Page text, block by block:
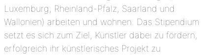
Luxemburg, Rheinland-Pfalz, Saarland und
Wallonien) arbeiten und wohnen. Das Stipendium
setzt es sich zum Ziel, Künstler dabei zu fördern,
erfolgreich ihr künstlerisches Projekt zu